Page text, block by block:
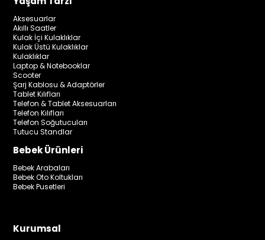
Aksesuarlar
Akıllı Saatler
Kulak İçi Kulaklıklar
Kulak Üstü Kulaklıklar
Kulaklıklar
Laptop & Notebooklar
Scooter
Şarj Kablosu & Adaptörler
Tablet Kılıfları
Telefon & Tablet Aksesuarları
Telefon Kılıfları
Telefon Soğutucuları
Tutucu Standlar
Bebek Ürünleri
Bebek Arabaları
Bebek Oto Koltukları
Bebek Pusetleri
Kurumsal